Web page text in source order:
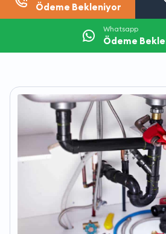
Ödeme Bekleniyor
Whatsapp
Ödeme